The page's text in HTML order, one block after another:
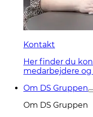
Kontakt
Her finder du
medarbejdere
Om DS Gruppen
Om DS Gruppen